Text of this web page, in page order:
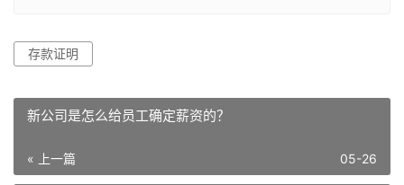
存款证明
新公司是怎么给员工确定薪资的？
« 上一篇 05-26